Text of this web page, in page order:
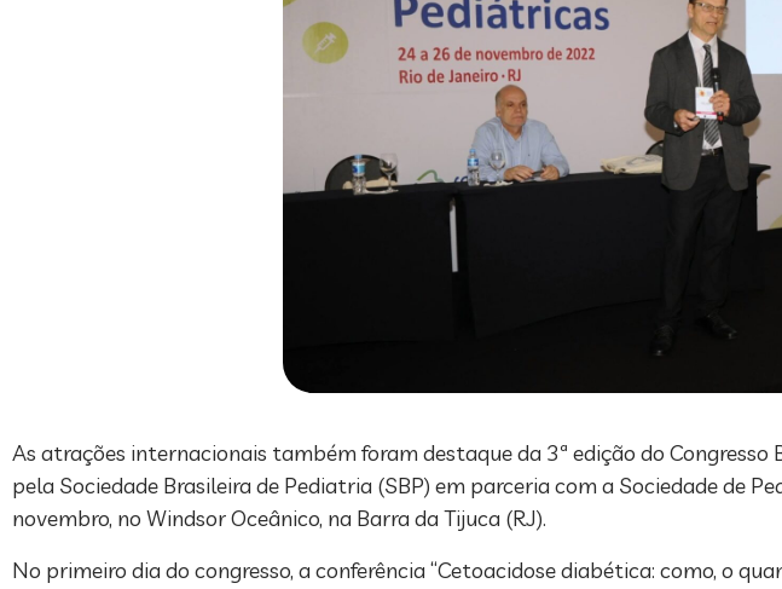
As atrações internacionais também foram destaque da 3ª edição do Congresso
pela Sociedade Brasileira de Pediatria (SBP) em parceria com a Sociedade de
novembro, no Windsor Oceânico, na Barra da Tijuca (RJ).
No primeiro dia do congresso, a conferência “Cetoacidose diabética: como, o